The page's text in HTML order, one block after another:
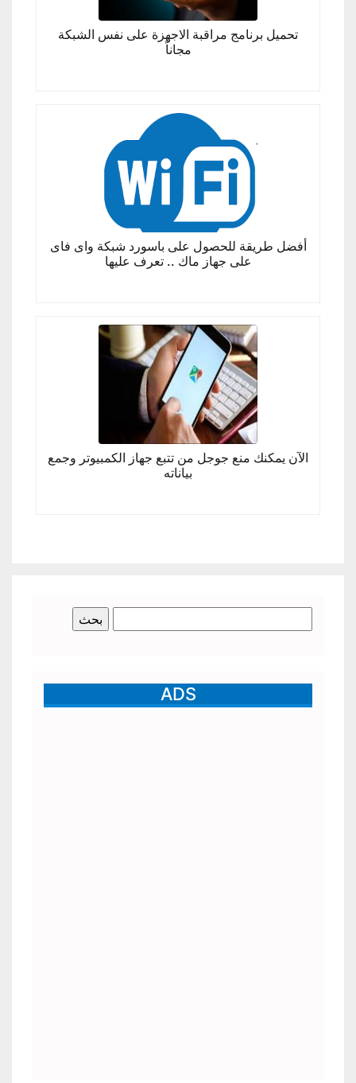
تحميل برنامج مراقبة الاجهزة على نفس الشبكة
مجاناً
أفضل طريقة للحصول على باسورد شبكة واى فاى
على جهاز ماك .. تعرف عليها
الآن يمكنك منع جوجل من تتبع جهاز الكمبيوتر وجمع
بياناته
عن:
ADS